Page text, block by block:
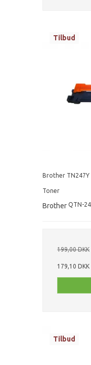
Tilbud
Brother
Toner
Brother QTN-
199,00 DKK
179,10 DKK
Tilbud